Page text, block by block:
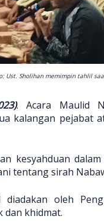
Ust. Sholihan memimpin tahlil
. Acara Maulid
kalangan pejabat
kesyahduan
tentang sirah
oleh
dan khidmat.